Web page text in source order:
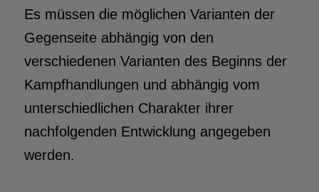
Es müssen die möglichen Varianten der
Gegenseite abhängig von den
verschiedenen Varianten des Beginns der
Kampfhandlungen und abhängig vom
unterschiedlichen Charakter ihrer
nachfolgenden Entwicklung angegeben
werden.